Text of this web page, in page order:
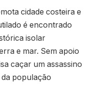
cidade costeira e
é encontrado
isolar
e mar. Sem apoio
caçar um assassino
população